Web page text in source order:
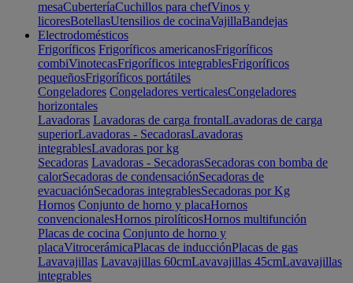
mesaCuberteríaCuchillos para chefVinos y
licoresBotellasUtensilios de cocinaVajillaBandejas
Electrodomésticos
Frigoríficos Frigoríficos americanosFrigoríficos
combiVinotecasFrigoríficos integrablesFrigoríficos
pequeñosFrigoríficos portátiles
Congeladores Congeladores verticalesCongeladores
horizontales
Lavadoras Lavadoras de carga frontalLavadoras de carga
superiorLavadoras - SecadorasLavadoras
integrablesLavadoras por kg
Secadoras Lavadoras - SecadorasSecadoras con bomba de
calorSecadoras de condensaciónSecadoras de
evacuaciónSecadoras integrablesSecadoras por Kg
Hornos Conjunto de horno y placaHornos
convencionalesHornos pirolíticosHornos multifunción
Placas de cocina Conjunto de horno y
placaVitrocerámicaPlacas de inducciónPlacas de gas
Lavavajillas Lavavajillas 60cmLavavajillas 45cmLavavajillas
integrables